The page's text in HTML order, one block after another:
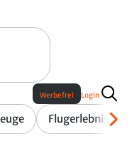
Flugerlebnis
Werbefrei Login